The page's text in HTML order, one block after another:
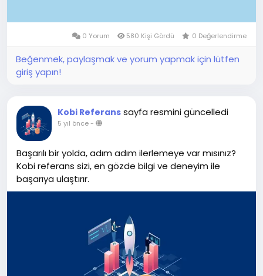
0 Yorum 580 Kişi Gördü 0 Değerlendirme
Beğenmek, paylaşmak ve yorum yapmak için lütfen
giriş yapın!
Kobi Referans sayfa resmini güncelledi
5 yıl önce-
Başarılı bir yolda, adım adım ilerlemeye var mısınız?
Kobi referans sizi, en gözde bilgi ve deneyim ile
başarıya ulaştırır.